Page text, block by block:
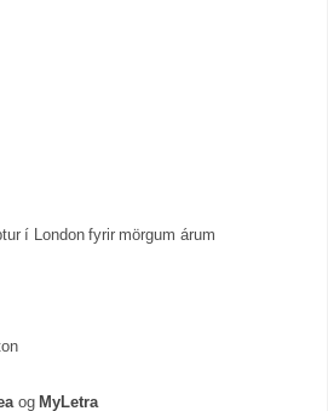
í London fyrir mörgum árum
ogMyLetra